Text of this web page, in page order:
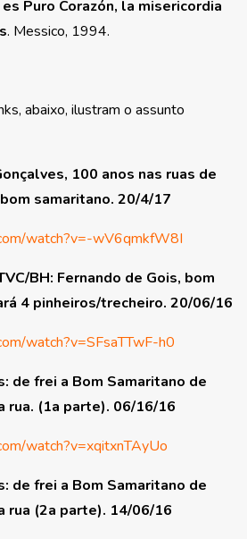
Puro Corazón, la misericordia
. Messico, 1994.
abaixo, ilustram o assunto
100 anos nas ruas de
samaritano. 20/4/17
watch?v=-wV6qmkfW8I
BH: Fernando de Gois, bom
4 pinheiros/trecheiro. 20/06/16
watch?v=SFsaTTwF-h0
de frei a Bom Samaritano de
rua. (1a parte). 06/16/16
watch?v=xqitxnTAyUo
de frei a Bom Samaritano de
rua (2a parte). 14/06/16